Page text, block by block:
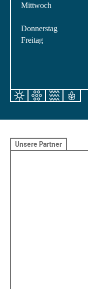
Mittwoch
Donnerstag
Freitag
Unsere Partner